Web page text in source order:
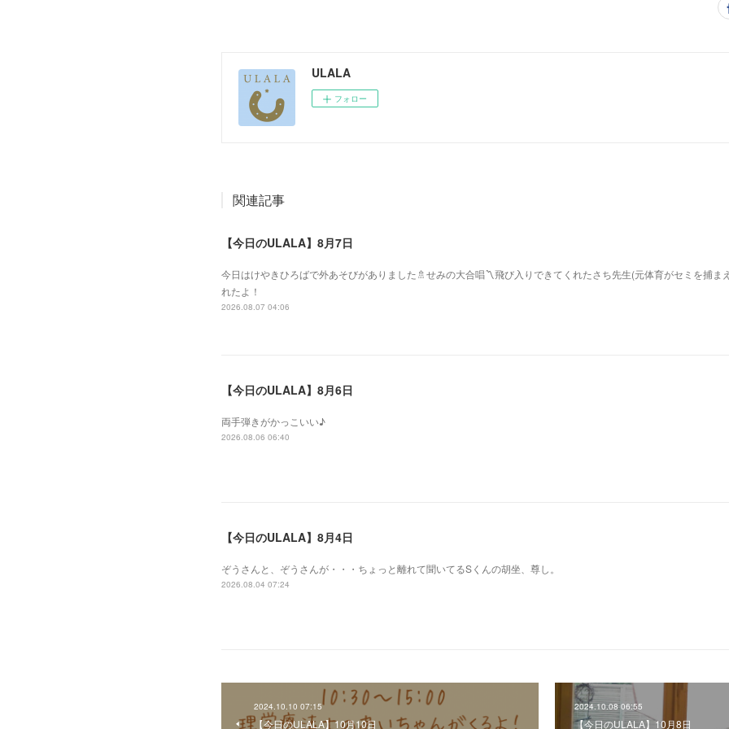
ULALA
フォロー
関連記事
【今日のULALA】8月7日
今日はけやきひろばで外あそびがありました🚿せみの大合唱〽飛び入りできてくれたさち先生(元体育がセミを捕ま
れたよ！
2026.08.07 04:06
【今日のULALA】8月6日
両手弾きがかっこいい♪
2026.08.06 06:40
【今日のULALA】8月4日
ぞうさんと、ぞうさんが・・・ちょっと離れて聞いてるSくんの胡坐、尊し。
2026.08.04 07:24
2024.10.10 07:15
【今日のULALA】10月10日
2024.10.08 06:55
【今日のULALA】10月8日